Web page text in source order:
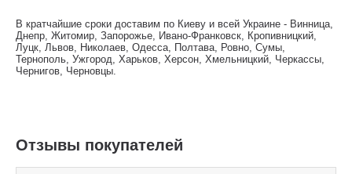
В кратчайшие сроки доставим по Киеву и всей Украине - Винница,
Днепр, Житомир, Запорожье, Ивано-Франковск, Кропивницкий,
Луцк, Львов, Николаев, Одесса, Полтава, Ровно, Сумы,
Тернополь, Ужгород, Харьков, Херсон, Хмельницкий, Черкассы,
Чернигов, Черновцы.
Отзывы покупателей